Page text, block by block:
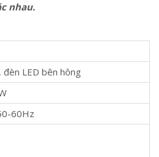
nhau.
LED bên hông
60Hz